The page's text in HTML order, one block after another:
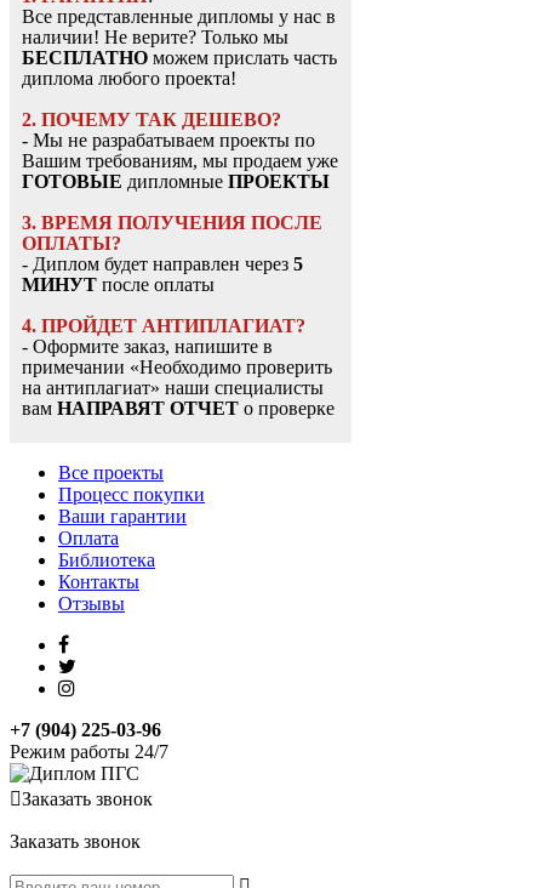
Все представленные дипломы у нас в
наличии! Не верите? Только мы
БЕСПЛАТНО можем прислать часть
диплома любого проекта!
2. ПОЧЕМУ ТАК ДЕШЕВО?
- Мы не разрабатываем проекты по
Вашим требованиям, мы продаем уже
ГОТОВЫЕ дипломные ПРОЕКТЫ
3. ВРЕМЯ ПОЛУЧЕНИЯ ПОСЛЕ
ОПЛАТЫ?
- Диплом будет направлен через 5
МИНУТ после оплаты
4. ПРОЙДЕТ АНТИПЛАГИАТ?
- Оформите заказ, напишите в
примечании «Необходимо проверить
на антиплагиат» наши специалисты
вам НАПРАВЯТ ОТЧЕТ о проверке
Все проекты
Процесс покупки
Ваши гарантии
Оплата
Библиотека
Контакты
Отзывы
+7 (904) 225-03-96
Режим работы 24/7
Заказать звонок
Заказать звонок